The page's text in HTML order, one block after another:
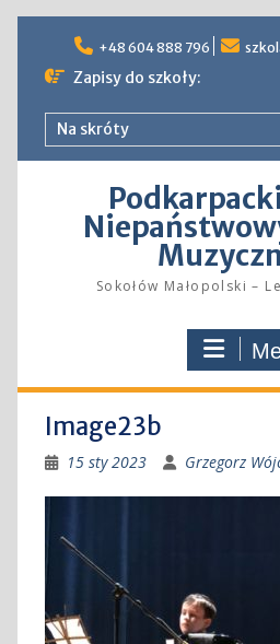
content
+48 604 888 796
Zapisy do szkoły:
Na skróty
Sokołów Małopolski –
Image23b
15 sty 2023 Grzegorz